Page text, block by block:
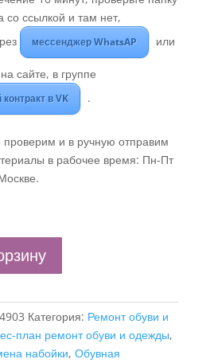
со ссылкой и там нет,
мессенджер WhatsAP или
сайте, в группе
в VK .
и в ручную отправим
в рабочее время: Пн-Пт
Категория: Ремонт обуви и
план ремонт обуви и одежды,
набойки, Обувная